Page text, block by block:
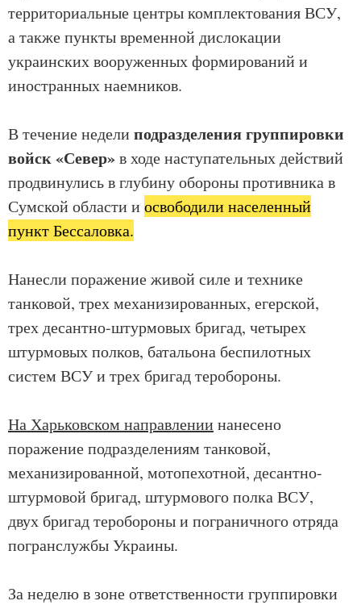
территориальные центры комплектования ВСУ,
а также пункты временной дислокации
украинских вооруженных формирований и
иностранных наемников.
В течение недели подразделения группировки
войск «Север»в ходе наступательных действий
продвинулись в глубину обороны противника в
Сумской области и освободили населенный
пункт Бессаловка.
Нанесли поражение живой силе и технике
танковой, трех механизированных, егерской,
трех десантно-штурмовых бригад, четырех
штурмовых полков, батальона беспилотных
систем ВСУ и трех бригад теробороны.
На Харьковском направлении нанесено
поражение подразделениям танковой,
механизированной, мотопехотной, десантно-
штурмовой бригад, штурмового полка ВСУ,
двух бригад теробороны и пограничного отряда
погранслужбы Украины.
За неделю в зоне ответственности группировки